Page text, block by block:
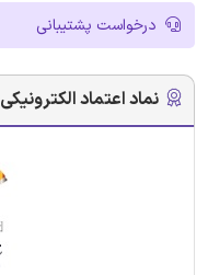
درخواست پشتیبانی
نماد اعتماد الکترونیکی